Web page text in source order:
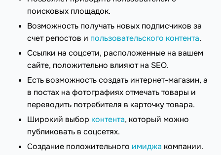
поисковых площадок.
Возможность получать новых подписчиков за
счет репостов и пользовательского контента.
Ссылки на соцсети, расположенные на вашем
сайте, положительно влияют на SEO.
Есть возможность создать интернет-магазин, а
в постах на фотографиях отмечать товары и
переводить потребителя в карточку товара.
Широкий выбор контента, который можно
публиковать в соцсетях.
Создание положительного имиджа компании.